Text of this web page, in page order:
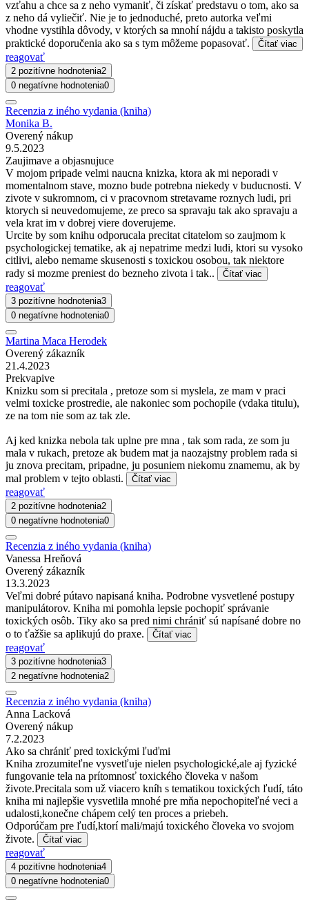
vzťahu a chce sa z neho vymaniť, či získať predstavu o tom, ako sa
z neho dá vyliečiť. Nie je to jednoduché, preto autorka veľmi
vhodne vystihla dôvody, v ktorých sa mnohí nájdu a takisto poskytla
praktické doporučenia ako sa s tym môžeme popasovať.
Čítať viac
reagovať
2 pozitívne hodnotenia2
0 negatívne hodnotenia0
Recenzia z iného vydania (kniha)
Monika B.
Overený nákup
9.5.2023
Zaujimave a objasnujuce
V mojom pripade velmi naucna knizka, ktora ak mi neporadi v
momentalnom stave, mozno bude potrebna niekedy v buducnosti. V
zivote v sukromnom, ci v pracovnom stretavame roznych ludi, pri
ktorych si neuvedomujeme, ze preco sa spravaju tak ako spravaju a
vela krat im v dobrej viere doverujeme.
Urcite by som knihu odporucala precitat citatelom so zaujmom k
psychologickej tematike, ak aj nepatrime medzi ludi, ktori su vysoko
citlivi, alebo nemame skusenosti s toxickou osobou, tak niektore
rady si mozme preniest do bezneho zivota i tak..
Čítať viac
reagovať
3 pozitívne hodnotenia3
0 negatívne hodnotenia0
Martina Maca Herodek
Overený zákazník
21.4.2023
Prekvapive
Knizku som si precitala , pretoze som si myslela, ze mam v praci
velmi toxicke prostredie, ale nakoniec som pochopile (vdaka titulu),
ze na tom nie som az tak zle.
Aj ked knizka nebola tak uplne pre mna , tak som rada, ze som ju
mala v rukach, pretoze ak budem mat ja naozajstny problem rada si
ju znova precitam, pripadne, ju posuniem niekomu znamemu, ak by
mal problem v tejto oblasti.
Čítať viac
reagovať
2 pozitívne hodnotenia2
0 negatívne hodnotenia0
Recenzia z iného vydania (kniha)
Vanessa Hreňová
Overený zákazník
13.3.2023
Veľmi dobré pútavo napisaná kniha. Podrobne vysvetlené postupy
manipulátorov. Kniha mi pomohla lepsie pochopiť správanie
toxických osôb. Tiky ako sa pred nimi chrániť sú napísané dobre no
o to ťažšie sa aplikujú do praxe.
Čítať viac
reagovať
3 pozitívne hodnotenia3
2 negatívne hodnotenia2
Recenzia z iného vydania (kniha)
Anna Lacková
Overený nákup
7.2.2023
Ako sa chrániť pred toxickými ľuďmi
Kniha zrozumiteľne vysvetľuje nielen psychologické,ale aj fyzické
fungovanie tela na prítomnosť toxického človeka v našom
živote.Precitala som už viacero kníh s tematikou toxických ľudí, táto
kniha mi najlepšie vysvetlila mnohé pre mňa nepochopiteľné veci a
udalosti,konečne chápem celý ten proces a priebeh.
Odporúčam pre ľudí,ktorí mali/majú toxického človeka vo svojom
živote.
Čítať viac
reagovať
4 pozitívne hodnotenia4
0 negatívne hodnotenia0